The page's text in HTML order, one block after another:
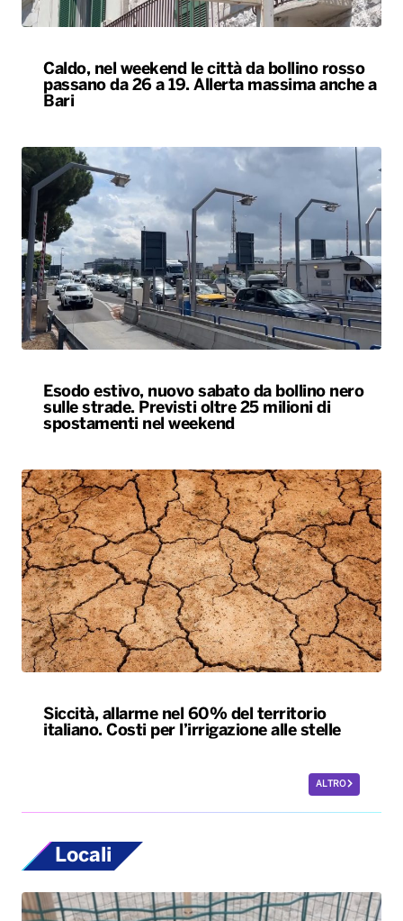
Caldo, nel weekend le città da bollino rosso
passano da 26 a 19. Allerta massima anche a
Bari
Esodo estivo, nuovo sabato da bollino nero
sulle strade. Previsti oltre 25 milioni di
spostamenti nel weekend
Siccità, allarme nel 60% del territorio
italiano. Costi per l’irrigazione alle stelle
ALTRO
Locali